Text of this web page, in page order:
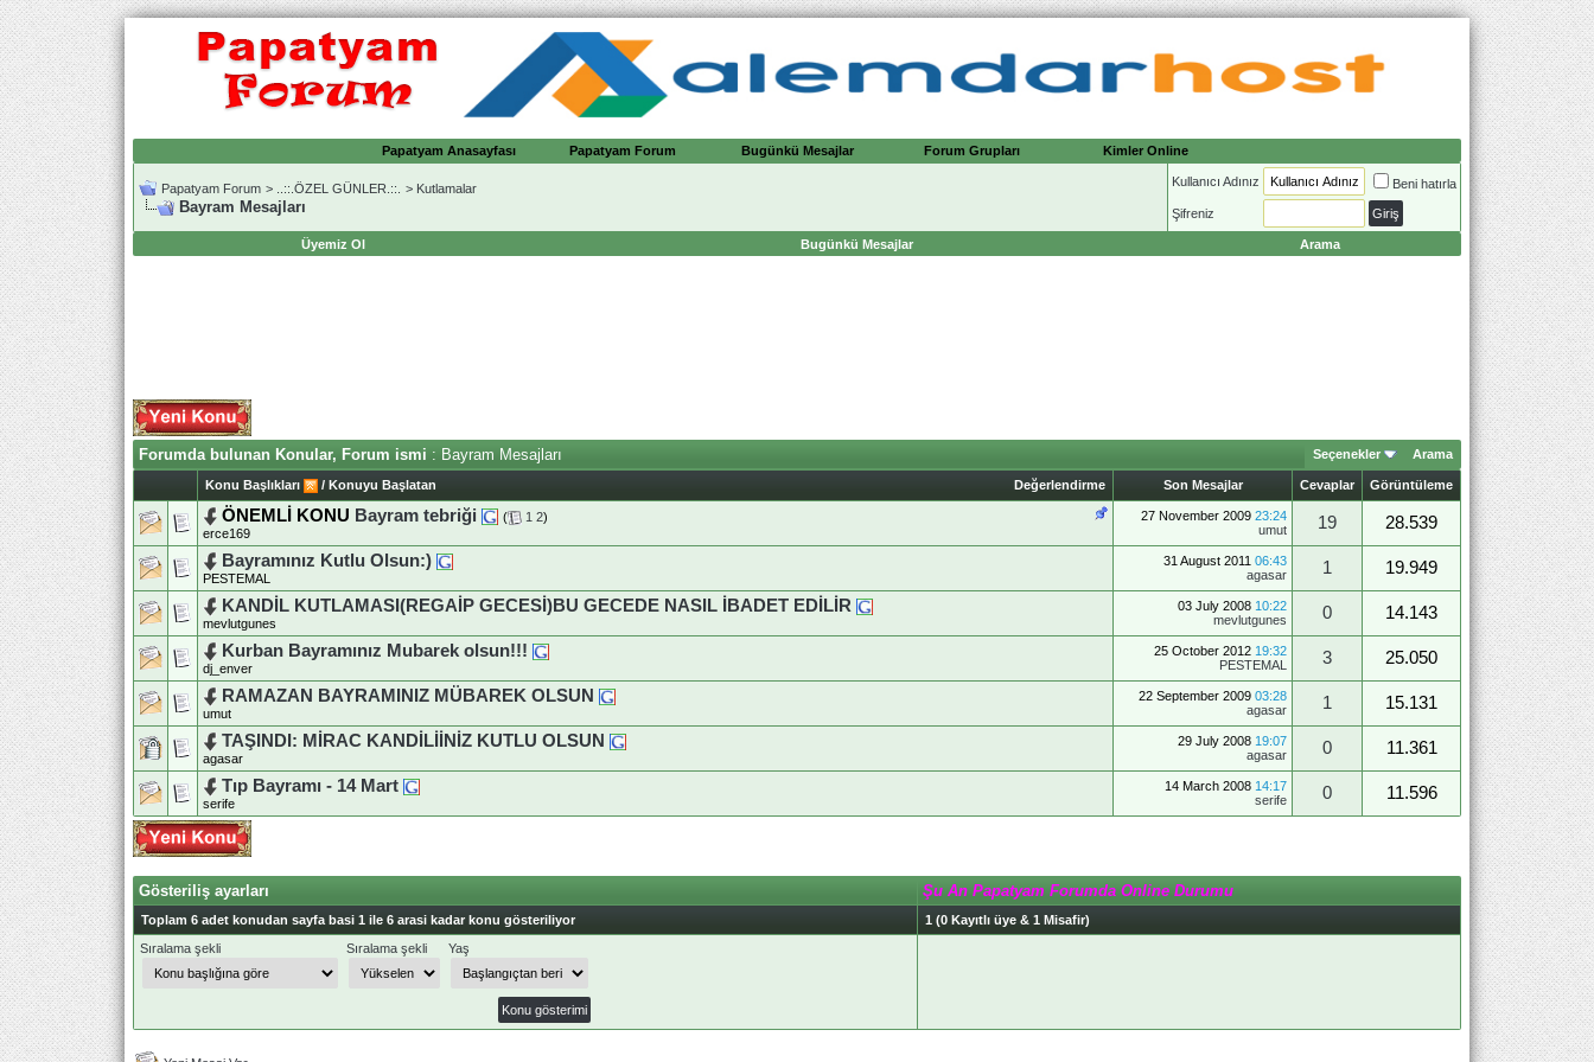
Papatyam Anasayfası Papatyam Forum Bugünkü Mesajlar Forum Grupları Kimler Online
Papatyam Forum > ..::.ÖZEL GÜNLER.::. > Kutlamalar
Bayram Mesajları
Kullanıcı Adınız Beni hatırla
Şifreniz
Üyemiz Ol Bugünkü Mesajlar Arama
Forumda bulunan Konular, Forum ismi : Bayram Mesajları Seçenekler Arama
Değerlendirme
Konu Başlıkları / Konuyu Başlatan Son Mesajlar Cevaplar Görüntüleme
ÖNEMLİ KONU Bayram tebriği ( 1 2)
erce169
27 November 2009 23:24
umut
19
28.539
Bayramınız Kutlu Olsun:)
PESTEMAL
31 August 2011 06:43
agasar
1
19.949
KANDİL KUTLAMASI(REGAİP GECESİ)BU GECEDE NASIL İBADET EDİLİR
mevlutgunes
03 July 2008 10:22
mevlutgunes
0
14.143
Kurban Bayramınız Mubarek olsun!!!
dj_enver
25 October 2012 19:32
PESTEMAL
3
25.050
RAMAZAN BAYRAMINIZ MÜBAREK OLSUN
umut
22 September 2009 03:28
agasar
1
15.131
TAŞINDI: MİRAC KANDİLİİNİZ KUTLU OLSUN
agasar
29 July 2008 19:07
agasar
0
11.361
Tıp Bayramı - 14 Mart
serife
14 March 2008 14:17
serife
0 11.596
Gösteriliş ayarları Şu An Papatyam Forumda Online Durumu
Toplam 6 adet konudan sayfa basi 1 ile 6 arasi kadar konu gösteriliyor
1 (0 Kayıtlı üye & 1 Misafir)
Sıralama şekli
Sıralama şekli Yaş